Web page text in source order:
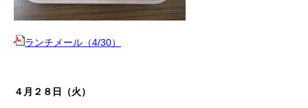
ランチメール（4/30）
４月２８日（火）